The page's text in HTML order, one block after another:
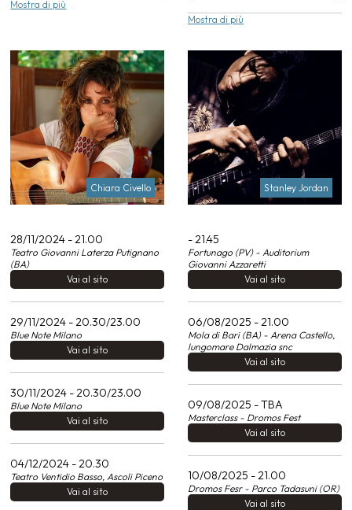
Mostra di più
Mostra di più
Chiara Civello
28/11/2024 - 21.00
Teatro Giovanni Laterza Putignano
(BA)
Vai al sito
29/11/2024 - 20.30/23.00
Blue Note Milano
Vai al sito
30/11/2024 - 20.30/23.00
Blue Note Milano
Vai al sito
04/12/2024 - 20.30
Teatro Ventidio Basso, Ascoli Piceno
Vai al sito
Stanley Jordan
- 21.45
Fortunago (PV) - Auditorium
Giovanni Azzaretti
Vai al sito
06/08/2025 - 21.00
Mola di Bari (BA) - Arena Castello,
lungomare Dalmazia snc
Vai al sito
09/08/2025 - TBA
Masterclass - Dromos Fest
Vai al sito
10/08/2025 - 21.00
Dromos Fesr - Parco Tadasuni (OR)
Vai al sito